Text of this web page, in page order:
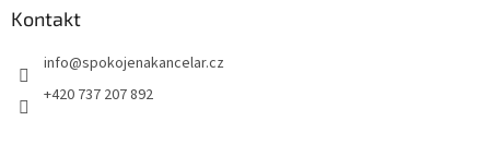
Kontakt
info@spokojenakancelar.cz
+420 737 207 892